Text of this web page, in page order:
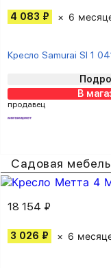
4 083 ₽ 6
Кресло Samurai Sl 1
В
продавец
Садовая
18 154 ₽
3 026 ₽ 6